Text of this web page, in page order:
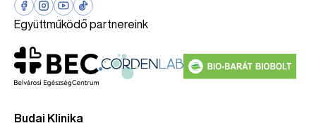
Együttműködő partnereink
Budai Klinika